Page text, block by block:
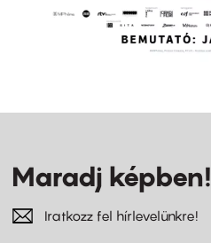
Maradj képben!
Iratkozz fel hírlevelünkre!